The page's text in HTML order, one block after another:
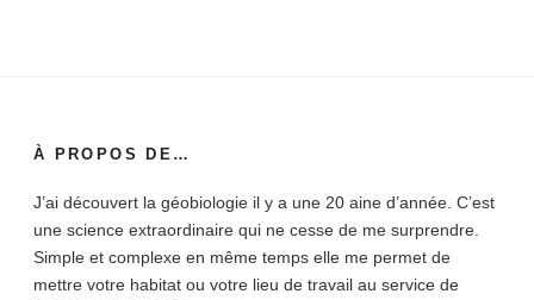
À PROPOS DE…
J’ai découvert la géobiologie il y a une 20 aine d’année. C’est
une science extraordinaire qui ne cesse de me surprendre.
Simple et complexe en même temps elle me permet de
mettre votre habitat ou votre lieu de travail au service de